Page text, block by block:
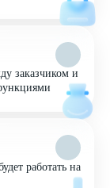
заказчиком и
работать на